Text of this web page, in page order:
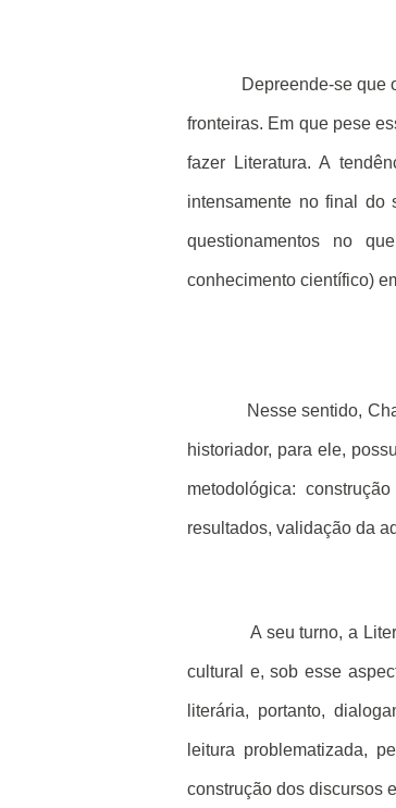
Depreende-se que
fronteiras. Em que pese
fazer Literatura. A
intensamente no final do
questionamentos no
conhecimento científico)
Nesse sentido,
historiador, para ele,
metodológica:
resultados, validação da
A seu turno, a
cultural e, sob esse
literária, portanto,
leitura problematizada,
construção dos discursos